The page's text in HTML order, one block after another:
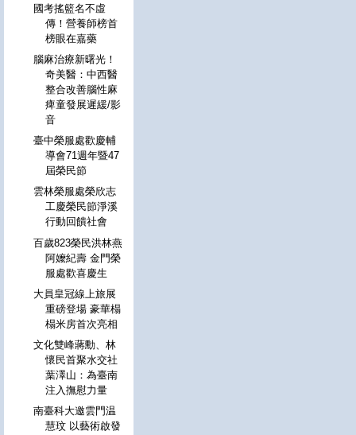
國考搖籃名不虛
傳！營養師榜首
榜眼在嘉藥
腦麻治療新曙光！
奇美醫：中西醫
整合改善腦性麻
痺童發展遲緩/影
音
臺中榮服處歡慶輔
導會71週年暨47
屆榮民節
雲林榮服處榮欣志
工慶榮民節淨溪
行動回饋社會
百歲823榮民洪林燕
阿嬤紀壽 金門榮
服處歡喜慶生
大員皇冠線上旅展
重磅登場 豪華榻
榻米房首次亮相
文化雙峰蔣勳、林
懷民首聚水交社
葉澤山：為臺南
注入撫慰力量
南臺科大邀雲門温
慧玟 以藝術啟發